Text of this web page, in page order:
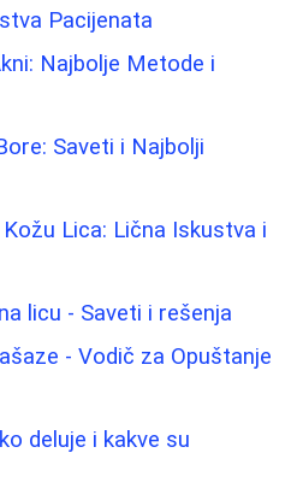
Pacijenata
Najbolje Metode i
Saveti i Najbolji
Lica: Lična Iskustva i
licu - Saveti i rešenja
- Vodič za Opuštanje
deluje i kakve su